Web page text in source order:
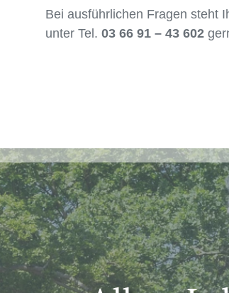
Bei ausführlichen Fragen steht
unter Tel.03 66 91 – 43 602